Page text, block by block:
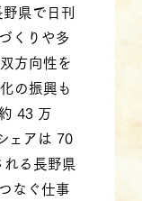
県で日刊
くりや多
方向性を
の振興も
43 万
ェアは 70
る長野県
なぐ仕事